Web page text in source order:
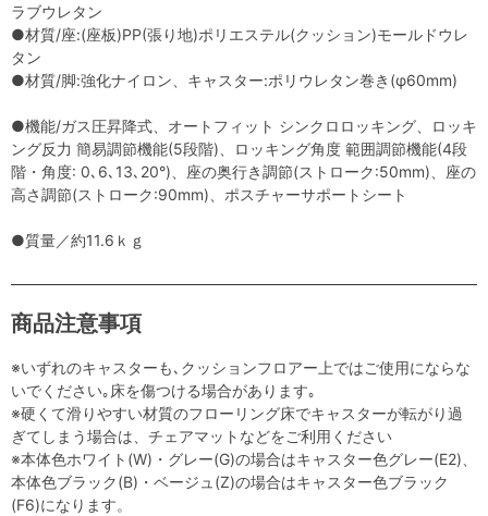
ラブウレタン
●材質/座:(座板)PP(張り地)ポリエステル(クッション)モールドウレ
タン
●材質/脚:強化ナイロン、キャスター:ポリウレタン巻き(φ60mm)
●機能/ガス圧昇降式、オートフィット シンクロロッキング、ロッキ
ング反力 簡易調節機能(5段階)、ロッキング角度 範囲調節機能(4段
階・角度: 0､6､13､20°)、座の奥行き調節(ストローク:50mm)、座の
高さ調節(ストローク:90mm)、ポスチャーサポートシート
●質量／約11.6ｋｇ
商品注意事項
※いずれのキャスターも､クッションフロアー上ではご使用にならな
いでください｡床を傷つける場合があります｡
※硬くて滑りやすい材質のフローリング床でキャスターが転がり過
ぎてしまう場合は、チェアマットなどをご利用ください
※本体色ホワイト(W)・グレー(G)の場合はキャスター色グレー(E2)、
本体色ブラック(B)・ベージュ(Z)の場合はキャスター色ブラック
(F6)になります。